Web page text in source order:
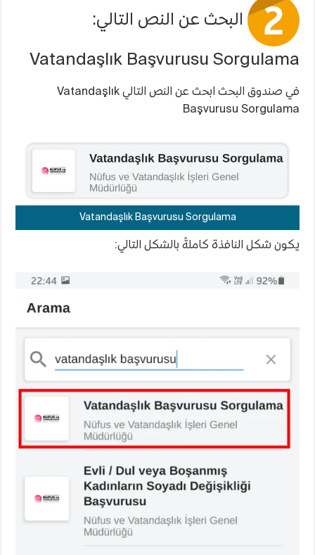
البحث عن النص التالي:
Vatandaşlık Başvurusu Sorgulama
في صندوق البحث ابحث عن النص التالي Vatandaşlık
Başvurusu Sorgulama
Vatandaşlık Başvurusu Sorgulama
يكون شكل النافذة كاملةً بالشكل التالي: